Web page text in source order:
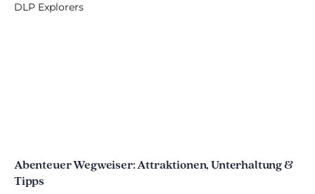
Abenteuer Wegweiser: Attraktionen, Unterhaltung &
Tipps